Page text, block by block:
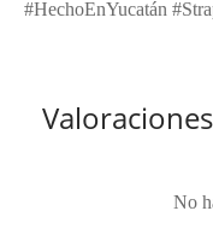
#HechoEnYucatán
Valoraciones
No